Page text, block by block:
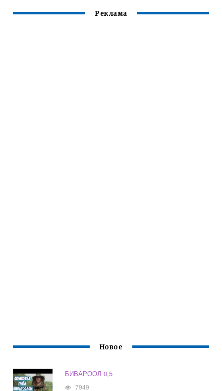
Реклама
Новое
БИВАРООЛ 0,5
7949